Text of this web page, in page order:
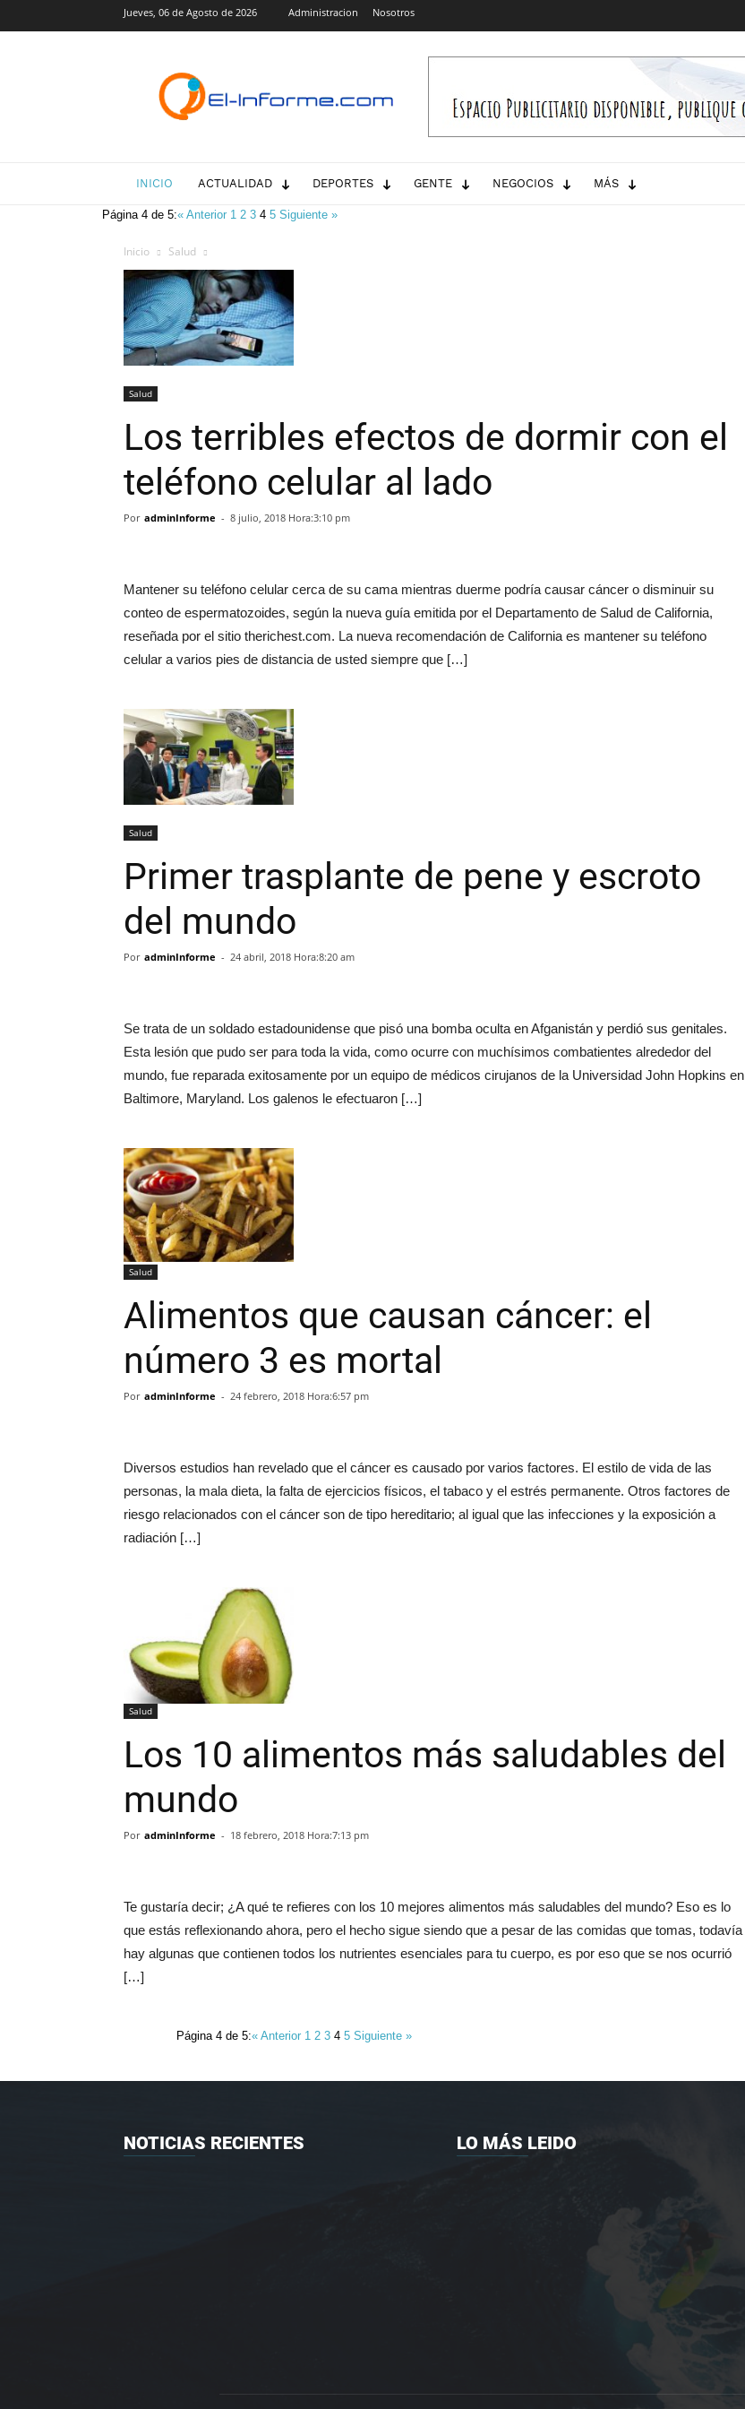
Jueves, 06 de Agosto de 2026 Administracion Nosotros
Informe.com
INICIO ACTUALIDAD DEPORTES GENTE NEGOCIOS MÁS
Página 4 de 5:« Anterior 1234 5Siguiente »
Inicio Salud
Salud
Los terribles efectos de dormir con el
teléfono celular al lado
Por adminInforme - 8 julio, 2018 Hora:3:10 pm
Mantener su teléfono celular cerca de su cama mientras duerme podría causar cáncer o disminuir su
conteo de espermatozoides, según la nueva guía emitida por el Departamento de Salud de California,
reseñada por el sitio therichest.com. La nueva recomendación de California es mantener su teléfono
celular a varios pies de distancia de usted siempre que […]
Salud
Primer trasplante de pene y escroto
del mundo
Por adminInforme - 24 abril, 2018 Hora:8:20 am
Se trata de un soldado estadounidense que pisó una bomba oculta en Afganistán y perdió sus genitales.
Esta lesión que pudo ser para toda la vida, como ocurre con muchísimos combatientes alrededor del
mundo, fue reparada exitosamente por un equipo de médicos cirujanos de la Universidad John Hopkins en
Baltimore, Maryland. Los galenos le efectuaron […]
Salud
Alimentos que causan cáncer: el
número 3 es mortal
Por adminInforme - 24 febrero, 2018 Hora:6:57 pm
Diversos estudios han revelado que el cáncer es causado por varios factores. El estilo de vida de las
personas, la mala dieta, la falta de ejercicios físicos, el tabaco y el estrés permanente. Otros factores de
riesgo relacionados con el cáncer son de tipo hereditario; al igual que las infecciones y la exposición a
radiación […]
Salud
Los 10 alimentos más saludables del
mundo
Por adminInforme - 18 febrero, 2018 Hora:7:13 pm
Te gustaría decir; ¿A qué te refieres con los 10 mejores alimentos más saludables del mundo? Eso es lo
que estás reflexionando ahora, pero el hecho sigue siendo que a pesar de las comidas que tomas, todavía
hay algunas que contienen todos los nutrientes esenciales para tu cuerpo, es por eso que se nos ocurrió
[…]
Página 4 de 5:« Anterior 1234 5Siguiente »
NOTICIAS RECIENTES LO MÁS LEIDO